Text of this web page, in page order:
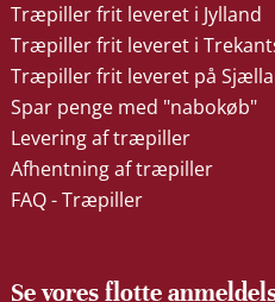
Træpiller frit leveret i Jylland
Træpiller frit leveret i
Træpiller frit leveret på
Spar penge med "nabokøb"
Levering af træpiller
Afhentning af træpiller
FAQ - Træpiller
Se vores flotte